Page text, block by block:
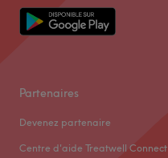
Partenaires
Devenez partenaire
Centre d'aide Treatwell Connect